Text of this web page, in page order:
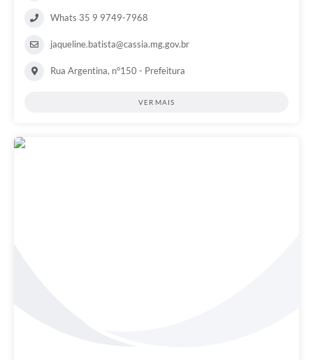
Whats 35 9 9749-7968
jaqueline.batista@cassia.mg.gov.br
Rua Argentina, n°150 - Prefeitura
VER MAIS